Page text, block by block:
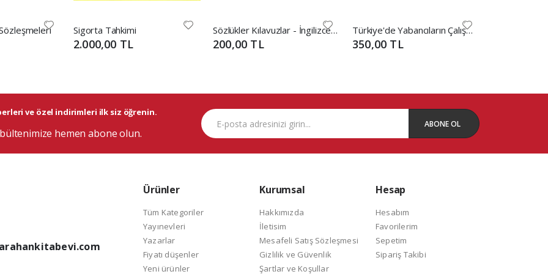
Sigorta Tahkimi
2.000,00 TL
Sözlükler Kılavuzlar - İngilizce - Türkçe Hukuk Sözlüğü - Muhammet Koç İngilizce - Türkçe Hukuk Sözlüğü
200,00 TL
Türkiye'de Yabancıların Çalışma İzinleri
350,00 TL
ve özel indirimleri ilk siz öğrenin.
hemen abone olun.
ABONE OL
Ürünler
Tüm Kategoriler
Yayınevleri
Yazarlar
Fiyatı düşenler
Yeni ürünler
Kurumsal
Hakkımızda
İletisim
Mesafeli Satış Sözleşmesi
Gizlilik ve Güvenlik
Şartlar ve Koşullar
Hesap
Hesabım
Favorilerim
Sepetim
Sipariş Takibi